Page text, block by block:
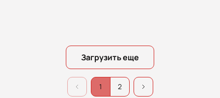
Загрузить еще
1 2